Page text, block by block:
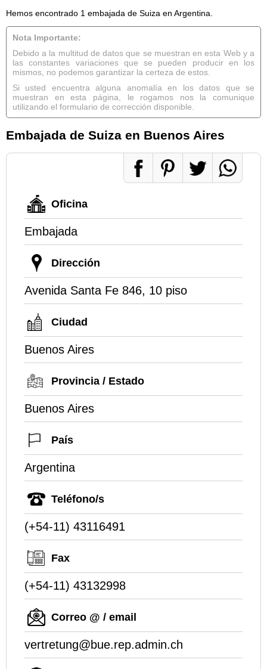
Hemos encontrado 1 embajada de Suiza en Argentina.
Nota Importante:
Debido a la multitud de datos que se muestran en esta Web y a
las constantes variaciones que se pueden producir en los
mismos, no podemos garantizar la certeza de estos.
Si usted encuentra alguna anomalía en los datos que se
muestran en esta página, le rogamos nos la comunique
utilizando el formulario de corrección disponible.
Embajada de Suiza en Buenos Aires
Oficina
Embajada
Dirección
Avenida Santa Fe 846, 10 piso
Ciudad
Buenos Aires
Provincia / Estado
Buenos Aires
País
Argentina
Teléfono/s
(+54-11) 43116491
Fax
(+54-11) 43132998
Correo @ / email
vertretung@bue.rep.admin.ch